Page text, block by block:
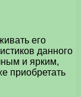
его
данного
и ярким,
приобретать